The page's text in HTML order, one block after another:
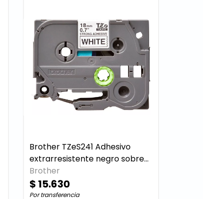
Brother TZeS241 Adhesivo
extrarresistente negro sobre
blanco rollo (1,8 cm x 8 m) 1
cinta(s) tipo laminado
Brother
$ 15.630
Por transferencia